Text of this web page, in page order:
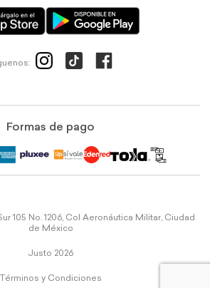
Formas de pago
105 No. 1206, Col Aeronáutica Militar, Ciudad
de México
Justo 2026
Términos y Condiciones